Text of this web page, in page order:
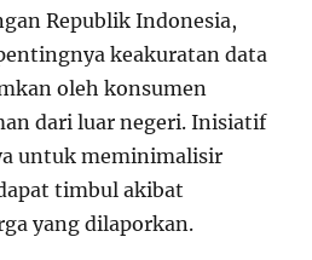
Republik Indonesia,
keakuratan data
oleh konsumen
dari luar negeri. Inisiatif
untuk meminimalisir
timbul akibat
yang dilaporkan.